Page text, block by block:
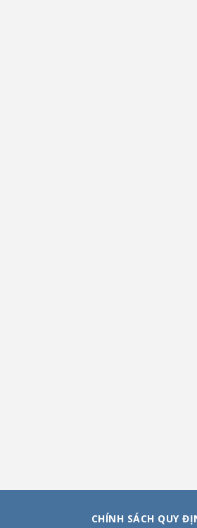
CHÍNH SÁCH QUY